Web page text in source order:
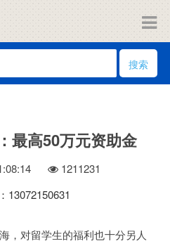
搜索
最高50万元资助金
1211231
13072150631
，对留学生的福利也十分另人